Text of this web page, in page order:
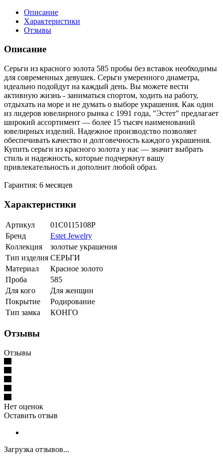
Описание
Характеристики
Отзывы
Описание
Серьги из красного золота 585 пробы без вставок необходимы
для современных девушек. Серьги умеренного диаметра,
идеально подойдут на каждый день. Вы можете вести
активную жизнь - заниматься спортом, ходить на работу,
отдыхать на море и не думать о выборе украшения. Как один
из лидеров ювелирного рынка с 1991 года, "Эстет" предлагает
широкий ассортимент — более 15 тысяч наименований
ювелирных изделий. Надежное производство позволяет
обеспечивать качество и долговечность каждого украшения.
Купить серьги из красного золота у нас — значит выбрать
стиль и надежность, которые подчеркнут вашу
привлекательность и дополнит любой образ.
Гарантия: 6 месяцев
Характеристики
Артикул
01С0115108Р
Бренд
Estet Jewelry
Коллекция
золотые украшения
Тип изделия СЕРЬГИ
Материал
Красное золото
Проба
585
Для кого
Для женщин
Покрытие
Родирование
Тип замка
КОНГО
Отзывы
Отзывы
Нет оценок
Оставить отзыв
Загрузка отзывов...